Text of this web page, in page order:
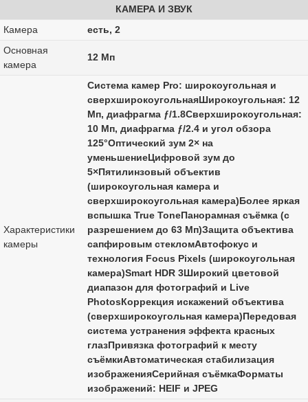
КАМЕРА И ЗВУК
Камера
есть, 2
Основная
камера
12 Мп
Характеристики
камеры
Система камер Pro: широкоугольная и
сверхширокоугольнаяШирокоугольная: 12
Мп, диафрагма ƒ/1.8Сверхширокоугольная:
10 Мп, диафрагма ƒ/2.4 и угол обзора
125°Оптический зум 2× на
уменьшениеЦифровой зум до
5×Пятилинзовый объектив
(широкоугольная камера и
сверхширокоугольная камера)Более яркая
вспышка True ToneПанорамная съёмка (с
разрешением до 63 Мп)Защита объектива
сапфировым стекломАвтофокус и
технология Focus Pixels (широкоугольная
камера)Smart HDR 3Широкий цветовой
диапазон для фотографий и Live
PhotosКоррекция искажений объектива
(сверхширокоугольная камера)Передовая
система устранения эффекта красных
глазПривязка фотографий к месту
съёмкиАвтоматическая стабилизация
изображенияСерийная съёмкаФорматы
изображений: HEIF и JPEG